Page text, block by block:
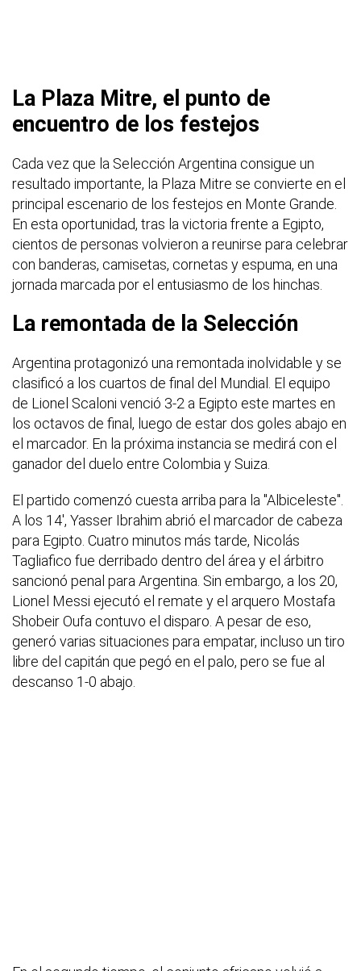
La Plaza Mitre, el punto de
encuentro de los festejos
Cada vez que la Selección Argentina consigue un
resultado importante, la Plaza Mitre se convierte en el
principal escenario de los festejos en Monte Grande.
En esta oportunidad, tras la victoria frente a Egipto,
cientos de personas volvieron a reunirse para celebrar
con banderas, camisetas, cornetas y espuma, en una
jornada marcada por el entusiasmo de los hinchas.
La remontada de la Selección
Argentina protagonizó una remontada inolvidable y se
clasificó a los cuartos de final del Mundial. El equipo
de Lionel Scaloni venció 3-2 a Egipto este martes en
los octavos de final, luego de estar dos goles abajo en
el marcador. En la próxima instancia se medirá con el
ganador del duelo entre Colombia y Suiza.
El partido comenzó cuesta arriba para la "Albiceleste".
A los 14', Yasser Ibrahim abrió el marcador de cabeza
para Egipto. Cuatro minutos más tarde, Nicolás
Tagliafico fue derribado dentro del área y el árbitro
sancionó penal para Argentina. Sin embargo, a los 20,
Lionel Messi ejecutó el remate y el arquero Mostafa
Shobeir Oufa contuvo el disparo. A pesar de eso,
generó varias situaciones para empatar, incluso un tiro
libre del capitán que pegó en el palo, pero se fue al
descanso 1-0 abajo.